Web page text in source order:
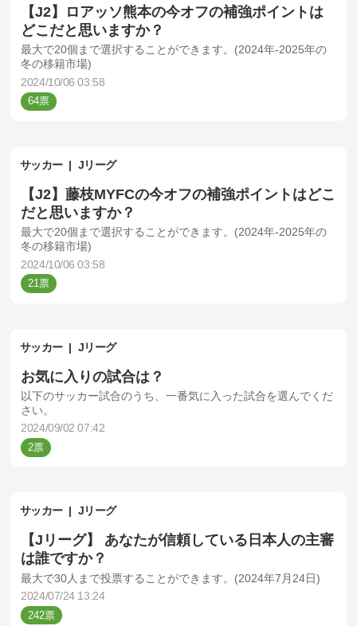
【J2】ロアッソ熊本の今オフの補強ポイントは
どこだと思いますか？
最大で20個まで選択することができます。(2024年-2025年の
冬の移籍市場)
2024/10/06 03:58
64
サッカー Jリーグ
【J2】藤枝MYFCの今オフの補強ポイントはどこ
だと思いますか？
最大で20個まで選択することができます。(2024年-2025年の
冬の移籍市場)
2024/10/06 03:58
21
サッカー Jリーグ
お気に入りの試合は？
以下のサッカー試合のうち、一番気に入った試合を選んでくだ
さい。
2024/09/02 07:42
2
サッカー Jリーグ
【Jリーグ】 あなたが信頼している日本人の主審
は誰ですか？
最大で30人まで投票することができます。(2024年7月24日)
2024/07/24 13:24
242